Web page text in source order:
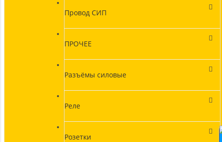
Провод СИП
ПРОЧЕЕ
Разъёмы силовые
Реле
Розетки